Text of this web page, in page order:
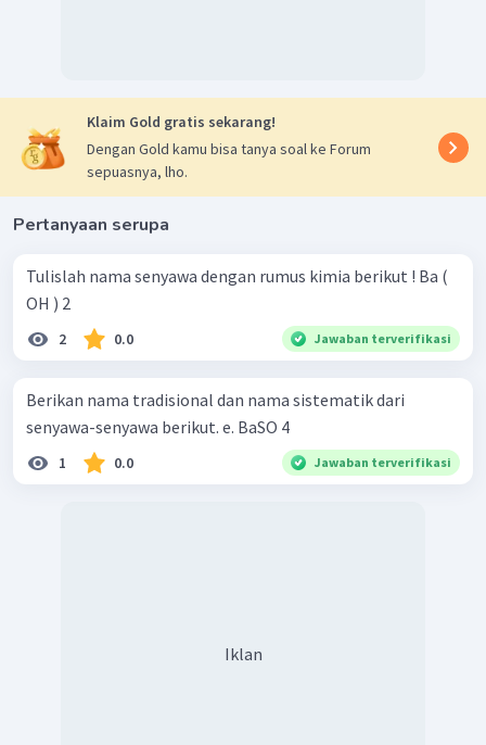
Klaim Gold gratis sekarang!
Dengan Gold kamu bisa tanya soal ke Forum
sepuasnya, lho.
Pertanyaan serupa
Tulislah nama senyawa dengan rumus kimia berikut ! Ba (
OH ) 2 ​
2 0.0 Jawaban terverifikasi
Berikan nama tradisional dan nama sistematik dari
senyawa-senyawa berikut. e. BaSO 4 ​
1 0.0 Jawaban terverifikasi
Iklan